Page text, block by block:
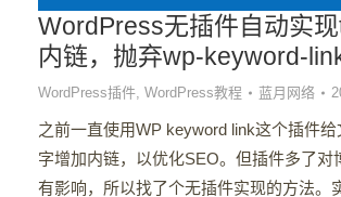
WordPress无插件自动实
内链，抛弃wp-keyword-
WordPress插件, WordPress教程 蓝月网络
之前一直使用WP keyword link这个插件
字增加内链，以优化SEO。但插件多了对
有影响，所以找了个无插件实现的方法。